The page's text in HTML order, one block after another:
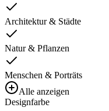
Architektur & Städte
Natur & Pflanzen
Menschen & Porträts
Alle anzeigen
Designfarbe